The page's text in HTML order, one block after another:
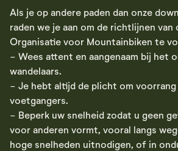
Als je op andere paden dan onze
raden we je aan om de richtlijnen van
Organisatie voor Mountainbiken te
- Wees attent en aangenaam bij het
wandelaars.
- Je hebt altijd de plicht om voorrang
voetgangers.
- Beperk uw snelheid zodat u geen
voor anderen vormt, vooral langs
hoge snelheden uitnodigen, of in